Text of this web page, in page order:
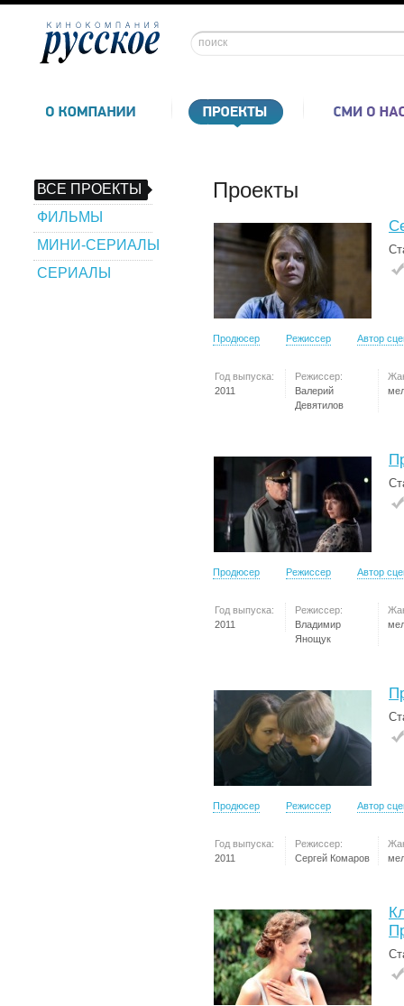
ВСЕ ПРОЕКТЫ
ФИЛЬМЫ
МИНИ-СЕРИАЛЫ
СЕРИАЛЫ
Проекты
Продюсер Режиссер Автор
Год выпуска:
2011
Режиссер:
Валерий
Девятилов
Продюсер Режиссер Автор
Год выпуска:
2011
Режиссер:
Владимир
Янощук
Продюсер Режиссер Автор
Год выпуска:
2011
Режиссер:
Сергей Комаров